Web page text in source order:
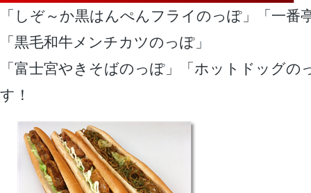
「しぞ～か黒はんぺんフライのっぽ」「一番
「黒毛和牛メンチカツのっぽ」
「富士宮やきそばのっぽ」「ホットドッグの
す！